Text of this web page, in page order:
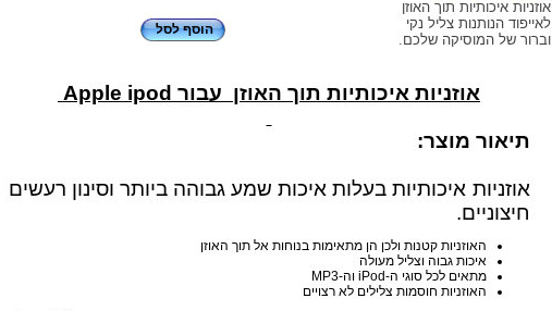
הוסף לסל
אוזניות איכותיות תוך האוזן
לאייפוד הנותנות צליל נקי
וברור של המוסיקה שלכם.
אוזניות איכותיות תוך האוזן עבור Apple ipod
תיאור מוצר:
אוזניות איכותיות בעלות איכות שמע גבוהה ביותר וסינון רעשים
חיצוניים.
האוזניות קטנות ולכן הן מתאימות בנוחות אל תוך האוזן
איכות גבוה וצליל מעולה
מתאים לכל סוגי ה-iPod וה-MP3
האוזניות חוסמות צלילים לא רצויים